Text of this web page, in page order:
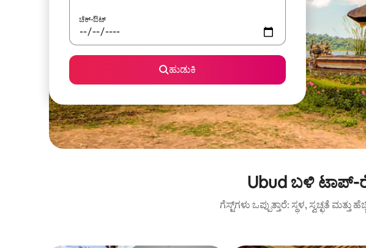
ಚೆಕ್-ಔಟ್
ಹುಡುಕಿ
Ubud ಬಳಿ ಟಾಪ್-
ಗೆಸ್ಟ್‌ಗಳು ಒಪ್ಪುತ್ತಾರೆ: ಸ್ಥಳ, ಸ್ವಚ್ಛತೆ